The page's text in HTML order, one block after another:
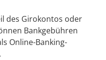
des Girokontos oder
Bankgebühren
Online-Banking-